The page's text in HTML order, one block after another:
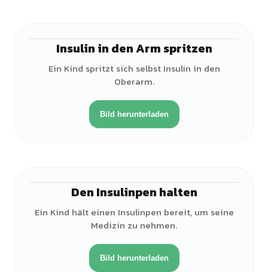
Insulin in den Arm spritzen
Ein Kind spritzt sich selbst Insulin in den
Oberarm.
Bild herunterladen
Den Insulinpen halten
Ein Kind hält einen Insulinpen bereit, um seine
Medizin zu nehmen.
Bild herunterladen